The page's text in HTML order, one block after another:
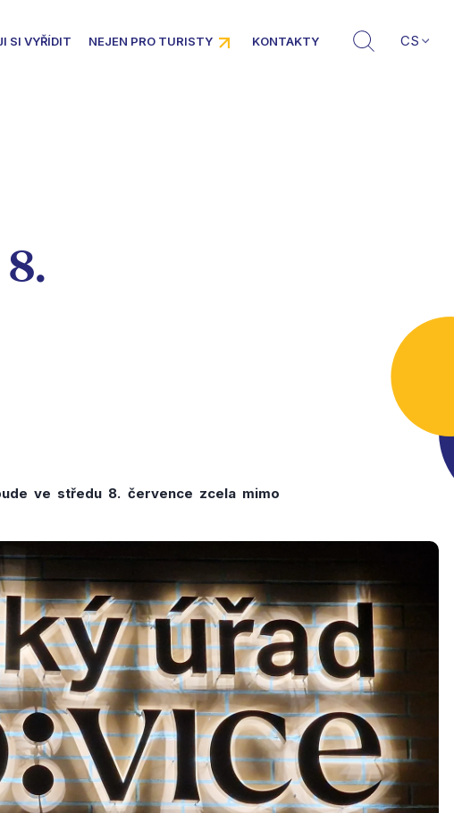
SI VYŘÍDIT NEJEN PRO TURISTY KONTAKTY CS
ve středu 8. července zcela mimo